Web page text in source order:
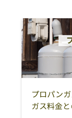
伊都郡九度山町
御坊市
有田郡有田川町
田辺市
プロパン
ガス料金